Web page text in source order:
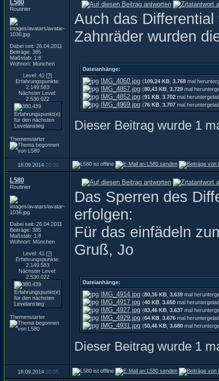
L580
Routinier
Dabei seit: 26.04.2011
Beiträge: 385
Maßstab: 1:8
Wohnort: München
Level: 41 [?]
Erfahrungspunkte:
2.149.583
Nächster Level:
2.530.022
Themenstarter
Auch das
Zahnräder wurden
Dateianhänge:
IMG_4060.jpg (109,24 KB 3.768 mal
IMG_4857.jpg (80,43 KB 3.729 mal
IMG_4852.jpg (91 KB 3.702 mal
IMG_4969.jpg (76 KB 3.707 mal
Dieser Beitrag wurde 1
18.09.2014 20:00
L580
Routinier
Dabei seit: 26.04.2011
Beiträge: 385
Maßstab: 1:8
Wohnort: München
Level: 41 [?]
Erfahrungspunkte:
2.149.583
Nächster Level:
2.530.022
Themenstarter
Das Sperren des
erfolgen:
Für das einfädeln
Gruß, Jo
Dateianhänge:
IMG_4914.jpg (80,35 KB 3.639 mal
IMG_4917.jpg (40 KB 3.650 mal
IMG_4927.jpg (83,46 KB 3.637 mal
IMG_4929.jpg (64 KB 3.676 mal
IMG_4931.jpg (50,46 KB 3.680 mal
Dieser Beitrag wurde 1
18.09.2014 20:05